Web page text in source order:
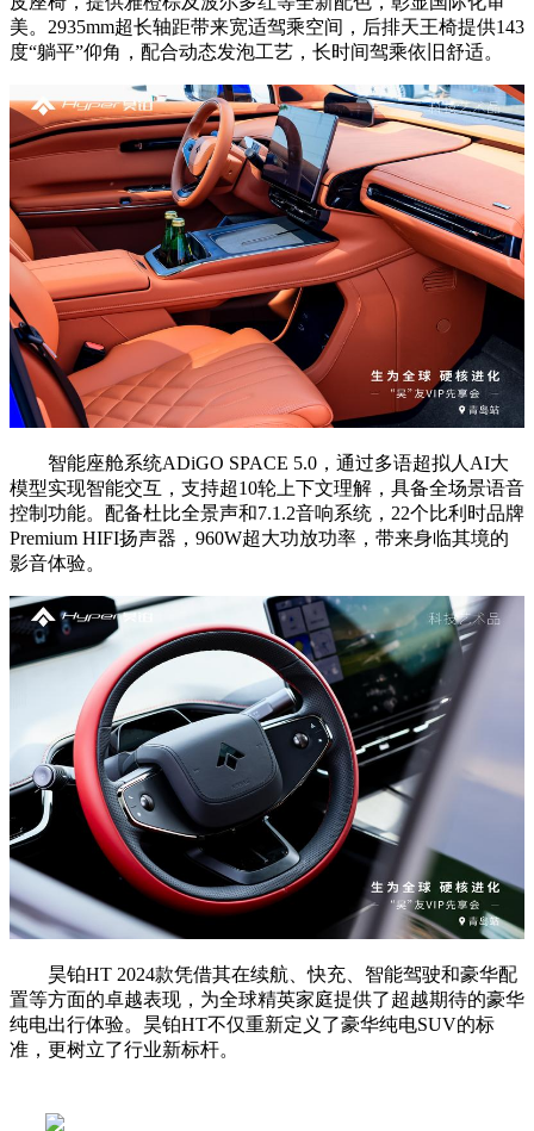
美。2935mm超长轴距带来宽适驾乘空间，后排天王椅提供143
度“躺平”仰角，配合动态发泡工艺，长时间驾乘依旧舒适。
智能座舱系统ADiGO SPACE 5.0，通过多语超拟人AI大
模型实现智能交互，支持超10轮上下文理解，具备全场景语音
控制功能。配备杜比全景声和7.1.2音响系统，22个比利时品牌
Premium HIFI扬声器，960W超大功放功率，带来身临其境的
影音体验。
昊铂HT 2024款凭借其在续航、快充、智能驾驶和豪华配
置等方面的卓越表现，为全球精英家庭提供了超越期待的豪华
纯电出行体验。昊铂HT不仅重新定义了豪华纯电SUV的标
准，更树立了行业新标杆。